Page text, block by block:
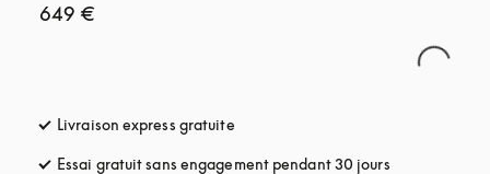
649 €
Livraison express gratuite
Essai gratuit sans engagement pendant 30 jours